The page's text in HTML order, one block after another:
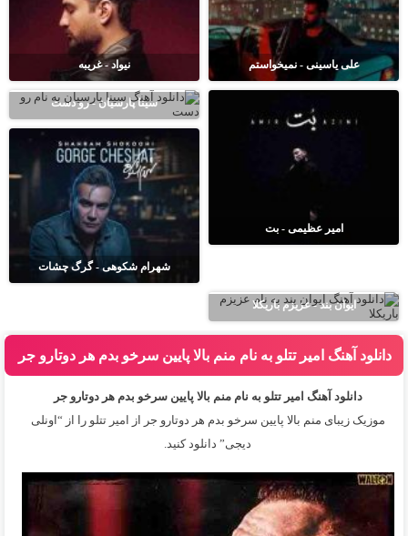
علی یاسینی - نمیخواستم نیواد - غریبه
امیر عظیمی - بت
سینا پارسیان - رو دست
شهرام شکوهی - گرگ چشات
ایوان بند - عزیزم باریکلا
دانلود آهنگ امیر تتلو به نام منم بالا پایین سرخو بدم هر دوتارو جر
دانلود آهنگ امیر تتلو به نام منم بالا پایین سرخو بدم هر دوتارو جر
موزیک زیبای منم بالا پایین سرخو بدم هر دوتارو جر از
امیر تتلو را از “اونلی
دیجی” دانلود کنید.